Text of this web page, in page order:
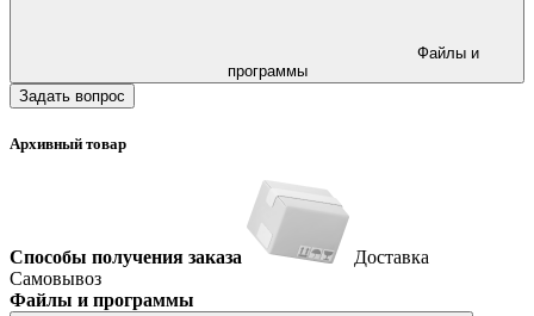
программы
Задать вопрос
Архивный товар
Способы получения заказа
Доставка
Самовывоз
Файлы и программы